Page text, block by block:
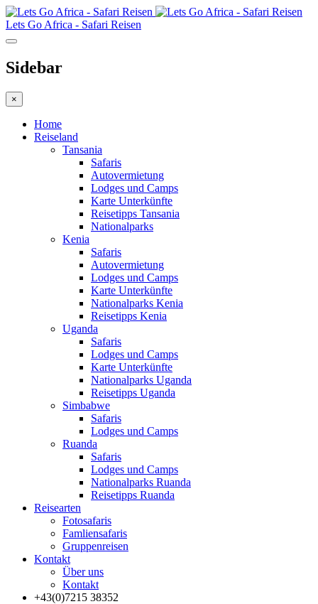
Lets Go Africa - Safari Reisen
Sidebar
×
Home
Reiseland
Tansania
Safaris
Autovermietung
Lodges und Camps
Karte Unterkünfte
Reisetipps Tansania
Nationalparks
Kenia
Safaris
Autovermietung
Lodges und Camps
Karte Unterkünfte
Nationalparks Kenia
Reisetipps Kenia
Uganda
Safaris
Lodges und Camps
Karte Unterkünfte
Nationalparks Uganda
Reisetipps Uganda
Simbabwe
Safaris
Lodges und Camps
Ruanda
Safaris
Lodges und Camps
Nationalparks Ruanda
Reisetipps Ruanda
Reisearten
Fotosafaris
Famliensafaris
Gruppenreisen
Kontakt
Über uns
Kontakt
+43(0)7215 38352